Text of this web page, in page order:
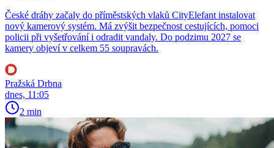
České dráhy začaly do příměstských vlaků CityElefant instalovat
nový kamerový systém. Má zvýšit bezpečnost cestujících, pomoci
policii při vyšetřování i odradit vandaly. Do podzimu 2027 se
kamery objeví v celkem 55 soupravách.
Pražská Drbna
dnes, 11:05
2 min